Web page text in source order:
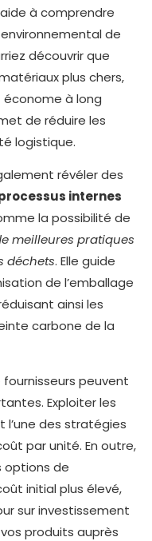
à comprendre
de
découvrir que
plus chers,
à long
de réduire les
logistique.
révéler des
internes
la possibilité de
meilleures pratiques
déchets. Elle guide
de l’emballage
ainsi les
carbone de la
peuvent
Exploiter les
l’une des stratégies
par unité. En outre,
options de
initial plus élevé,
sur investissement
produits auprès